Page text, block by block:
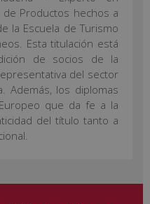
de Productos hechos a
la Escuela de Turismo
Esta titulación está
de socios de la
del sector
Además, los diplomas
que da fe a la
del título tanto a